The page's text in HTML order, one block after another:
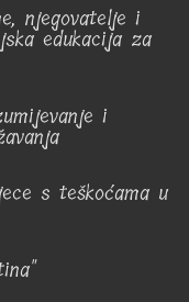
njegovatelje i
edukacija za
i
s teškoćama u